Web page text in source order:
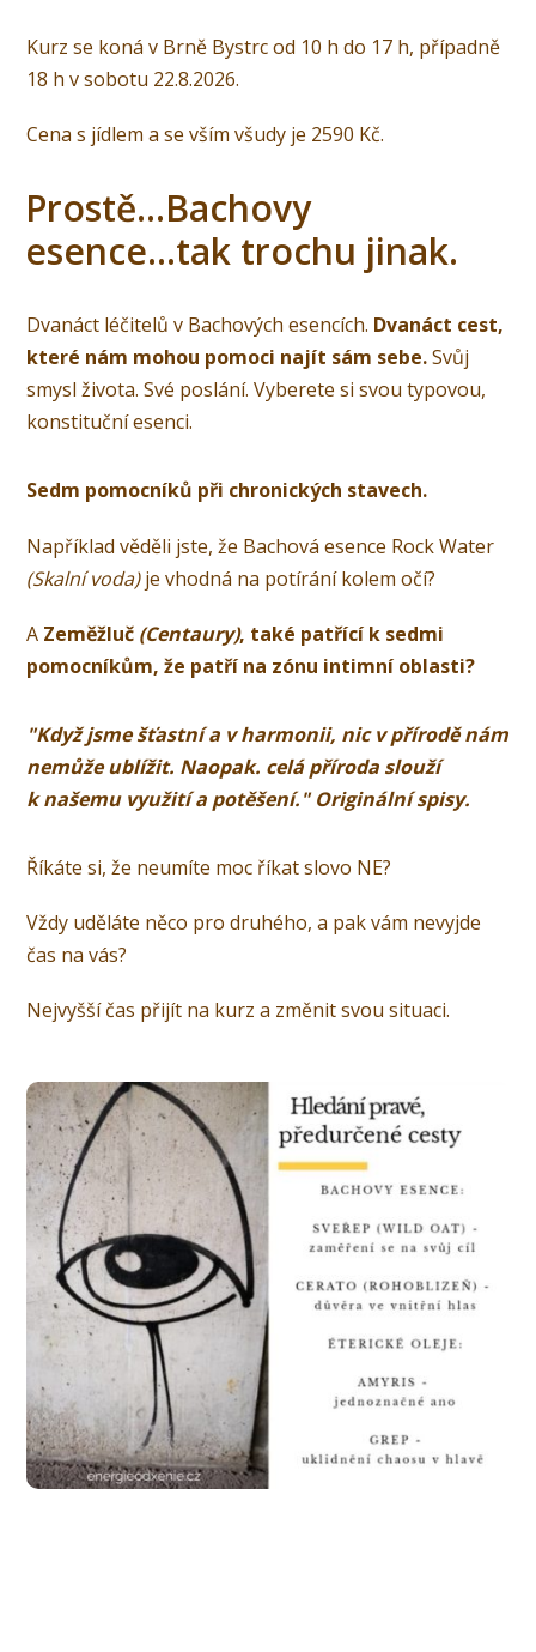
Kurz se koná v Brně Bystrc od 10 h do 17 h, případně
18 h v sobotu 22.8.2026.
Cena s jídlem a se vším všudy je 2590 Kč.
Prostě...Bachovy
esence...tak trochu jinak.
Dvanáct léčitelů v Bachových esencích. Dvanáct cest,
které nám mohou pomoci najít sám sebe.Svůj
smysl života. Své poslání. Vyberete si svou typovou,
konstituční esenci.
Sedm pomocníků při chronických stavech.
Například věděli jste, že Bachová esence Rock Water
(Skalní voda)je vhodná na potírání kolem očí?
A Zeměžluč (Centaury), také patřící k sedmi
pomocníkům, že patří na zónu intimní oblasti?
"Když jsme šťastní a v harmonii, nic v přírodě nám
nemůže ublížit. Naopak. celá příroda slouží
k našemu využití a potěšení." Originální spisy.
Říkáte si, že neumíte moc říkat slovo NE?
Vždy uděláte něco pro druhého, a pak vám nevyjde
čas na vás?
Nejvyšší čas přijít na kurz a změnit svou situaci.